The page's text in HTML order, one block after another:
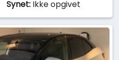
Synet: Ikke opgivet